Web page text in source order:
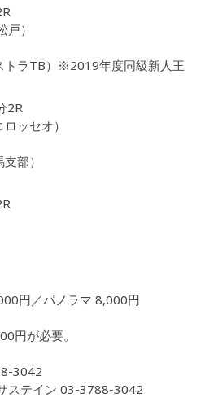
）
トラTB）※2019年度同級新人王
2R
ッセオ）
部）
円／パノラマ 8,000円
円が必要。
3042
ステイン 03-3788-3042